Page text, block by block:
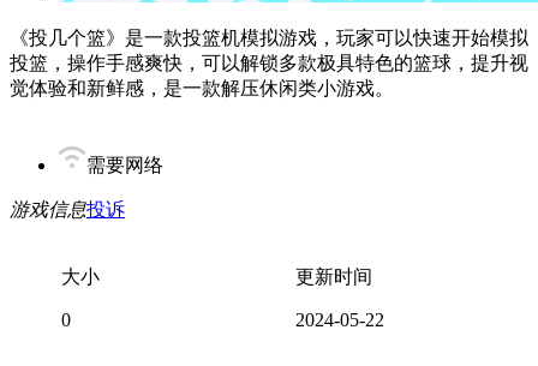
《投几个篮》是一款投篮机模拟游戏，玩家可以快速开始模拟
投篮，操作手感爽快，可以解锁多款极具特色的篮球，提升视
觉体验和新鲜感，是一款解压休闲类小游戏。
需要网络
游戏信息投诉
大小
0
更新时间
2024-05-22